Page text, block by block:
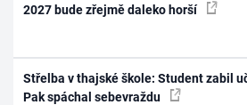
2027 bude zřejmě daleko horší
Střelba v thajské škole: Student zabil
Pak spáchal sebevraždu